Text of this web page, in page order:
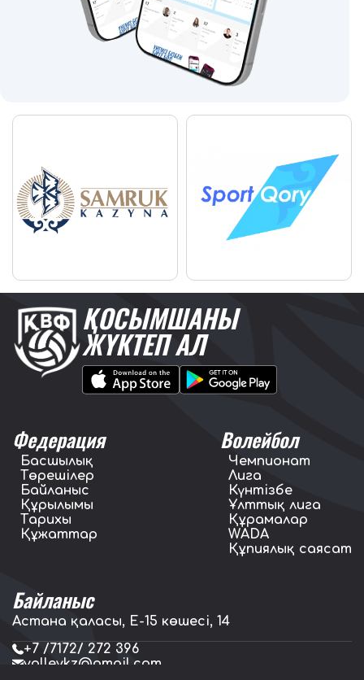
ҚОСЫМШАНЫ
ЖҮКТЕП АЛ
Федерация
Басшылық
Төрешілер
Байланыс
Құрылымы
Тарихы
Құжаттар
Волейбол
Чемпионат
Лига
Күнтізбе
Ұлттық лига
Құрамалар
WADA
Құпиялық саясат
Байланыс
Астана қаласы, E-15 көшесі, 14
+7 /7172/ 272 396
volleykz@gmail.com